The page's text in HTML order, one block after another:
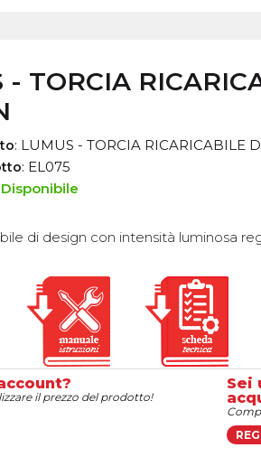
- TORCIA
: LUMUS - TORCIA RICARICABILE
: EL075
Disponibile
di design con intensità luminosa
il prezzo del prodotto!
Sei